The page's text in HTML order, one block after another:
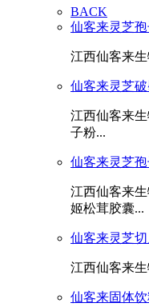
BACK
仙客来灵芝
江西仙客来
仙客来灵芝
江西仙客来
子粉...
仙客来灵芝
江西仙客来
姬松茸胶囊...
仙客来灵芝
江西仙客来
仙客来固体